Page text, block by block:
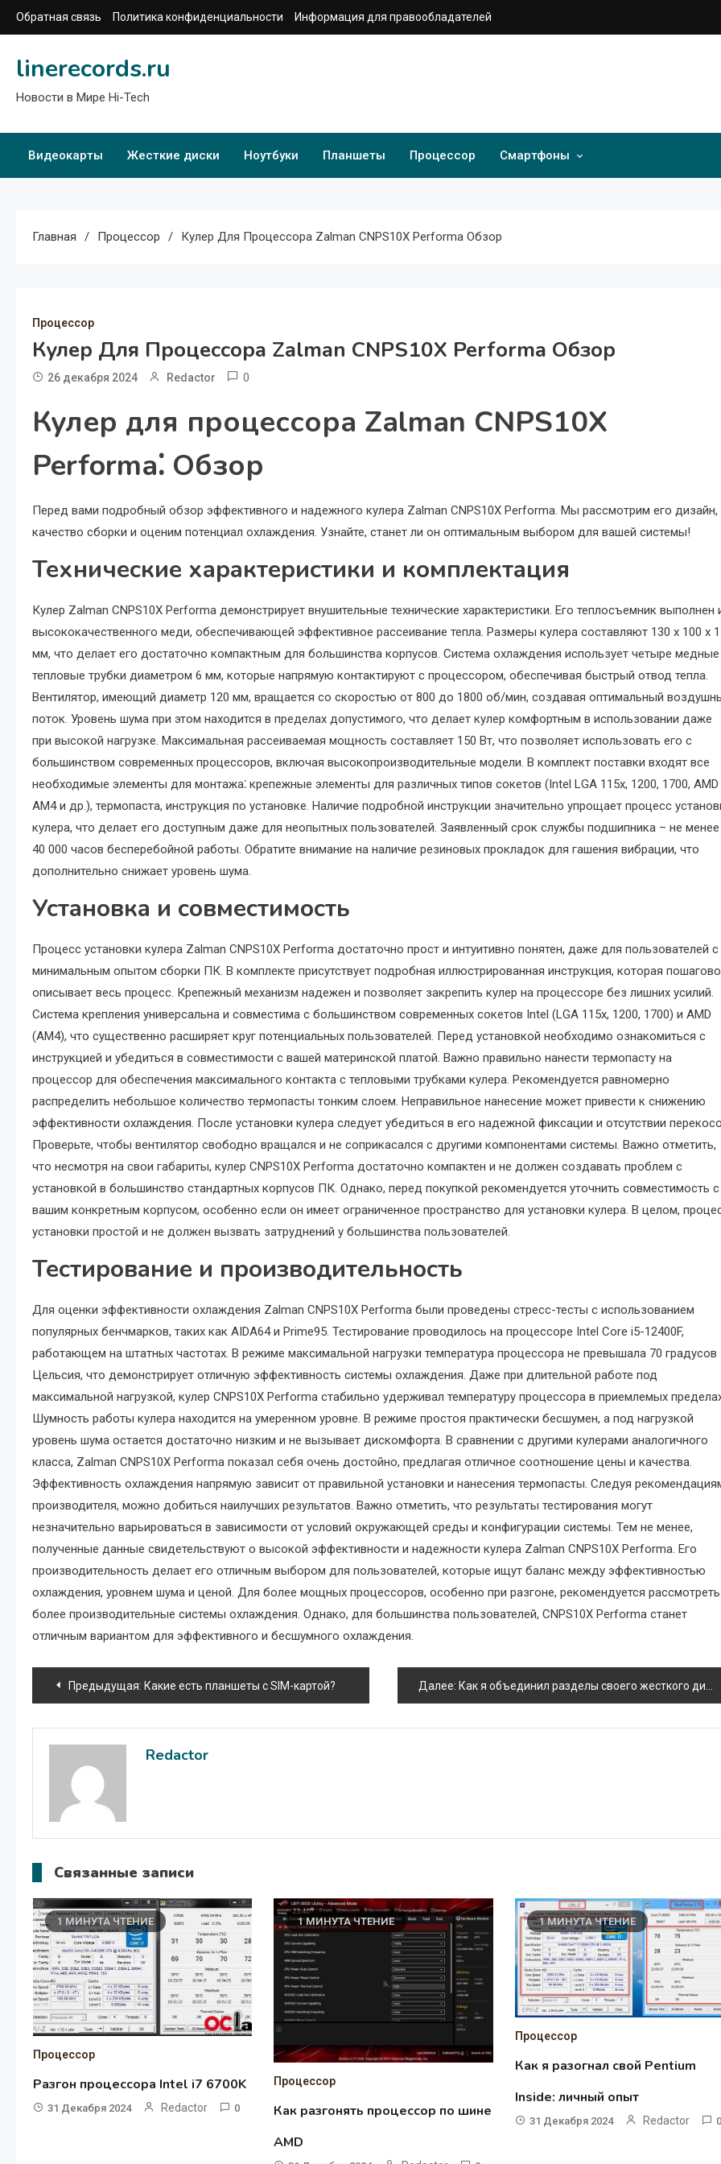
Перейти
к
Обратная связь Политика конфиденциальности Информация для правообладателей
linerecords.ru
Новости в Мире Hi-Tech
Видеокарты Жесткие диски Ноутбуки Планшеты Процессор Смартфоны
Главная Процессор Кулер Для Процессора Zalman CNPS10X Performa Обзор
Процессор
Кулер Для Процессора Zalman CNPS10X Performa Обзор
26 декабря 2024 Redactor 0
Кулер для процессора Zalman CNPS10X
Performa⁚ Обзор
Перед вами подробный обзор эффективного и надежного кулера Zalman CNPS10X Performa. Мы рассмотрим его дизайн,
качество сборки и оценим потенциал охлаждения. Узнайте, станет ли он оптимальным выбором для вашей системы!
Технические характеристики и комплектация
Кулер Zalman CNPS10X Performa демонстрирует внушительные технические характеристики. Его теплосъемник выполнен
высококачественного меди, обеспечивающей эффективное рассеивание тепла. Размеры кулера составляют 130 x 100 x
мм, что делает его достаточно компактным для большинства корпусов. Система охлаждения использует четыре медные
тепловые трубки диаметром 6 мм, которые напрямую контактируют с процессором, обеспечивая быстрый отвод тепла.
Вентилятор, имеющий диаметр 120 мм, вращается со скоростью от 800 до 1800 об/мин, создавая оптимальный
поток. Уровень шума при этом находится в пределах допустимого, что делает кулер комфортным в использовании даже
при высокой нагрузке. Максимальная рассеиваемая мощность составляет 150 Вт, что позволяет использовать его с
большинством современных процессоров, включая высокопроизводительные модели. В комплект поставки входят все
необходимые элементы для монтажа⁚ крепежные элементы для различных типов сокетов (Intel LGA 115x, 1200, 1700, AMD
AM4 и др.), термопаста, инструкция по установке. Наличие подробной инструкции значительно упрощает процесс
кулера, что делает его доступным даже для неопытных пользователей. Заявленный срок службы подшипника – не менее
40 000 часов бесперебойной работы. Обратите внимание на наличие резиновых прокладок для гашения вибрации, что
дополнительно снижает уровень шума.
Установка и совместимость
Процесс установки кулера Zalman CNPS10X Performa достаточно прост и интуитивно понятен, даже для пользователей с
минимальным опытом сборки ПК. В комплекте присутствует подробная иллюстрированная инструкция, которая пошагово
описывает весь процесс. Крепежный механизм надежен и позволяет закрепить кулер на процессоре без лишних усилий.
Система крепления универсальна и совместима с большинством современных сокетов Intel (LGA 115x, 1200, 1700) и AMD
(AM4), что существенно расширяет круг потенциальных пользователей. Перед установкой необходимо ознакомиться с
инструкцией и убедиться в совместимости с вашей материнской платой. Важно правильно нанести термопасту на
процессор для обеспечения максимального контакта с тепловыми трубками кулера. Рекомендуется равномерно
распределить небольшое количество термопасты тонким слоем. Неправильное нанесение может привести к снижению
эффективности охлаждения. После установки кулера следует убедиться в его надежной фиксации и отсутствии
Проверьте, чтобы вентилятор свободно вращался и не соприкасался с другими компонентами системы. Важно отметить,
что несмотря на свои габариты, кулер CNPS10X Performa достаточно компактен и не должен создавать проблем с
установкой в большинство стандартных корпусов ПК. Однако, перед покупкой рекомендуется уточнить совместимость с
вашим конкретным корпусом, особенно если он имеет ограниченное пространство для установки кулера. В целом,
установки простой и не должен вызвать затруднений у большинства пользователей.
Тестирование и производительность
Для оценки эффективности охлаждения Zalman CNPS10X Performa были проведены стресс-тесты с использованием
популярных бенчмарков, таких как AIDA64 и Prime95. Тестирование проводилось на процессоре Intel Core i5-12400F,
работающем на штатных частотах. В режиме максимальной нагрузки температура процессора не превышала 70 градусов
Цельсия, что демонстрирует отличную эффективность системы охлаждения. Даже при длительной работе под
максимальной нагрузкой, кулер CNPS10X Performa стабильно удерживал температуру процессора в приемлемых
Шумность работы кулера находится на умеренном уровне. В режиме простоя практически бесшумен, а под нагрузкой
уровень шума остается достаточно низким и не вызывает дискомфорта. В сравнении с другими кулерами аналогичного
класса, Zalman CNPS10X Performa показал себя очень достойно, предлагая отличное соотношение цены и качества.
Эффективность охлаждения напрямую зависит от правильной установки и нанесения термопасты. Следуя
производителя, можно добиться наилучших результатов. Важно отметить, что результаты тестирования могут
незначительно варьироваться в зависимости от условий окружающей среды и конфигурации системы. Тем не менее,
полученные данные свидетельствуют о высокой эффективности и надежности кулера Zalman CNPS10X Performa. Его
производительность делает его отличным выбором для пользователей, которые ищут баланс между эффективностью
охлаждения, уровнем шума и ценой. Для более мощных процессоров, особенно при разгоне, рекомендуется рассмотреть
более производительные системы охлаждения. Однако, для большинства пользователей, CNPS10X Performa станет
отличным вариантом для эффективного и бесшумного охлаждения.
Навигация
по
записям
Предыдущая: Какие есть планшеты с SIM-картой? Далее: Как я объединил разделы своего жесткого диска
Redactor
Связанные записи
1 МИНУТА ЧТЕНИЕ
Процессор
Разгон процессора Intel i7 6700K
31 Декабря 2024 Redactor 0
1 МИНУТА ЧТЕНИЕ
Процессор
Как разгонять процессор по шине
AMD
1 МИНУТА ЧТЕНИЕ
Процессор
Как я разогнал свой Pentium
Inside: личный опыт
31 Декабря 2024 Redactor